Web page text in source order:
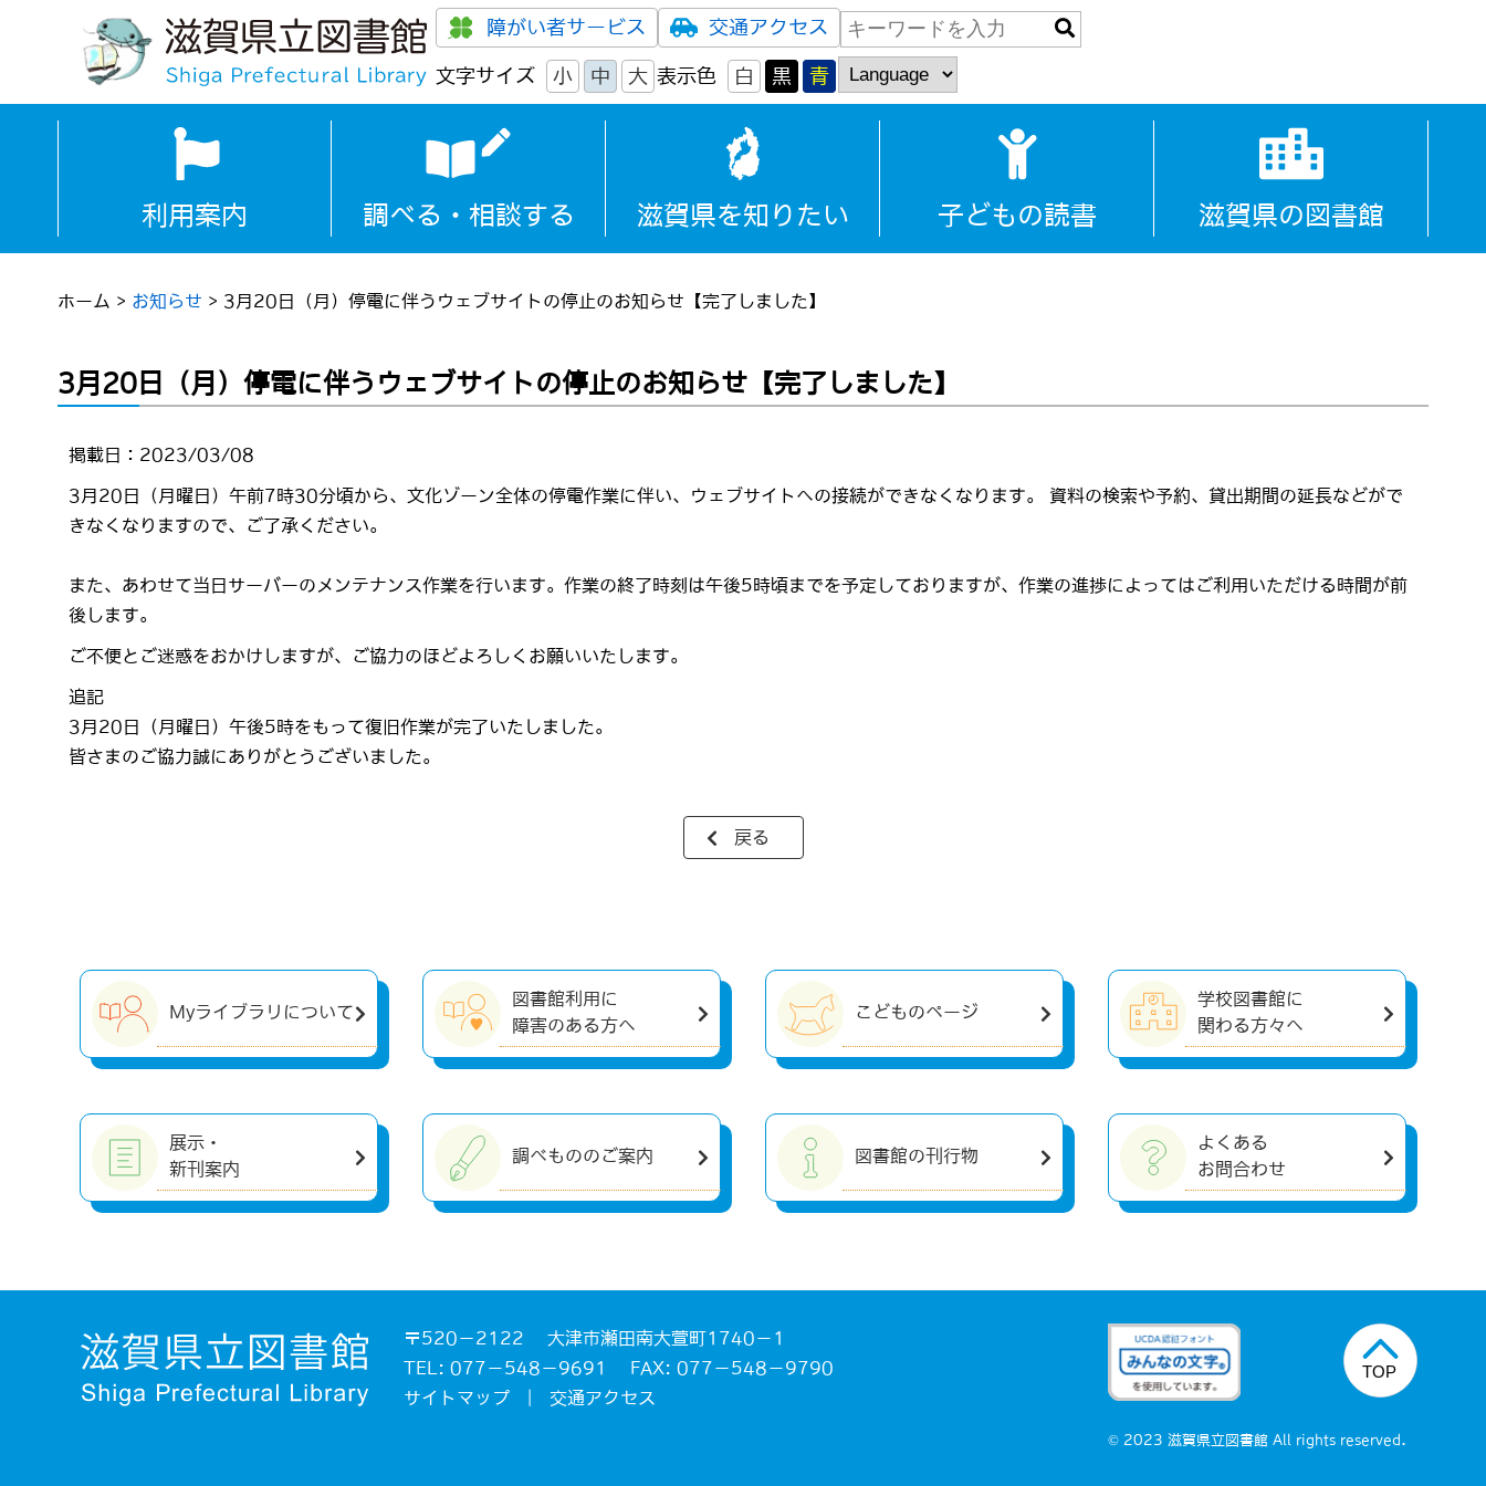
障がい者サービス 交通アクセス
文字サイズ 小 中 大 表示色 白 黒 青
利用案内 調べる・相談する 滋賀県を知りたい 子どもの読書 滋賀県の図書館
ホーム > お知らせ > 3月20日（月）停電に伴うウェブサイトの停止のお知らせ【完了しました】
3月20日（月）停電に伴うウェブサイトの停止のお知らせ【完了しました】
掲載日：2023/03/08
3月20日（月曜日）午前7時30分頃から、文化ゾーン全体の停電作業に伴い、ウェブサイトへの接続ができなくなります。 資料の検索や予約、貸出期間の延長などがで
きなくなりますので、ご了承ください。
また、あわせて当日サーバーのメンテナンス作業を行います。作業の終了時刻は午後5時頃までを予定しておりますが、作業の進捗によってはご利用いただける時間が前
後します。
ご不便とご迷惑をおかけしますが、ご協力のほどよろしくお願いいたします。
追記
3月20日（月曜日）午後5時をもって復旧作業が完了いたしました。
皆さまのご協力誠にありがとうございました。
戻る
Myライブラリについて
図書館利用に
障害のある方へ
こどものページ
学校図書館に
関わる方々へ
展示・
新刊案内
調べもののご案内 図書館の刊行物
よくある
お問合わせ
〒520－2122 大津市瀬田南大萱町1740－1
TEL: 077－548－9691
FAX: 077－548－9790
サイトマップ
交通アクセス
© 2023 滋賀県立図書館 All rights reserved.